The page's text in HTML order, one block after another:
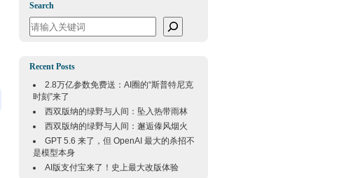
Search
Search
Recent Posts
2.8万亿参数免费送：AI圈的“斯普特尼克
时刻”来了
西双版纳的绿野与人间：坠入热带雨林
西双版纳的绿野与人间：邂逅傣风烟火
GPT 5.6 来了，但 OpenAI 最大的杀招不
是模型本身
AI版支付宝来了！史上最大改版体验